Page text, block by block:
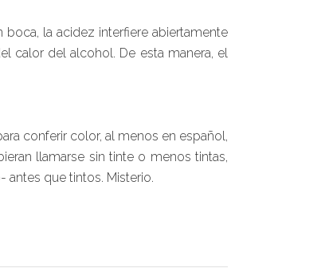
la acidez interfiere abiertamente
calor del alcohol. De esta manera, el
conferir color, al menos en español,
llamarse sin tinte o menos tintas,
antes que tintos. Misterio.